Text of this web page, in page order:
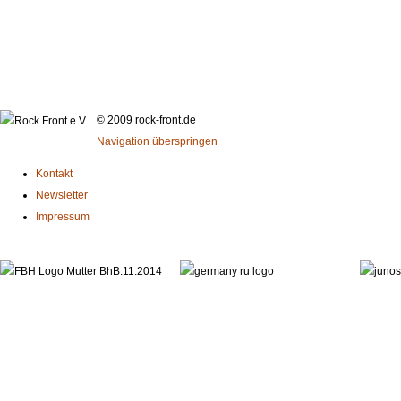
© 2009 rock-front.de
Navigation überspringen
Kontakt
Newsletter
Impressum